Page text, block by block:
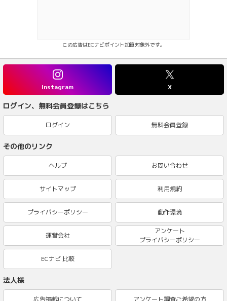
この広告はECナビポイント加算対象外です。
Instagram X
ログイン、無料会員登録はこちら
ログイン 無料会員登録
その他のリンク
ヘルプ お問い合わせ
サイトマップ 利用規約
プライバシーポリシー 動作環境
運営会社
アンケート
プライバシーポリシー
ECナビ 比較
法人様
広告掲載について アンケート調査ご希望の方